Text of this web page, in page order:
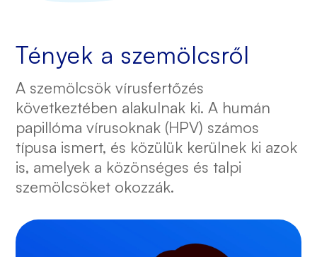
Tények a szemölcsről
A szemölcsök vírusfertőzés
következtében alakulnak ki. A humán
papillóma vírusoknak (HPV) számos
típusa ismert, és közülük kerülnek ki azok
is, amelyek a közönséges és talpi
szemölcsöket okozzák.